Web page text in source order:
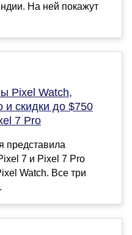
На ней покажут
Pixel Watch,
и скидки до $750
7 Pro
представила
7 и Pixel 7 Pro
Watch. Все три